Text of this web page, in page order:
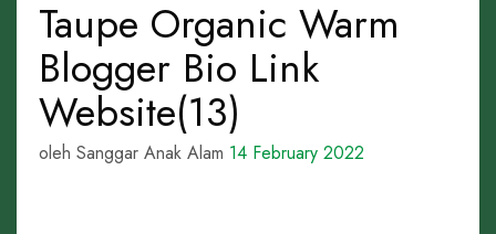
Taupe Organic Warm
Blogger Bio Link
Website(13)
oleh Sanggar Anak Alam 14 February 2022